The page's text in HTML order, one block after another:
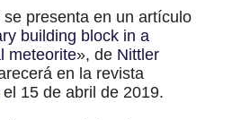
presenta en un artículo
building block in a
meteorite», de Nittler
en la revista
15 de abril de 2019.